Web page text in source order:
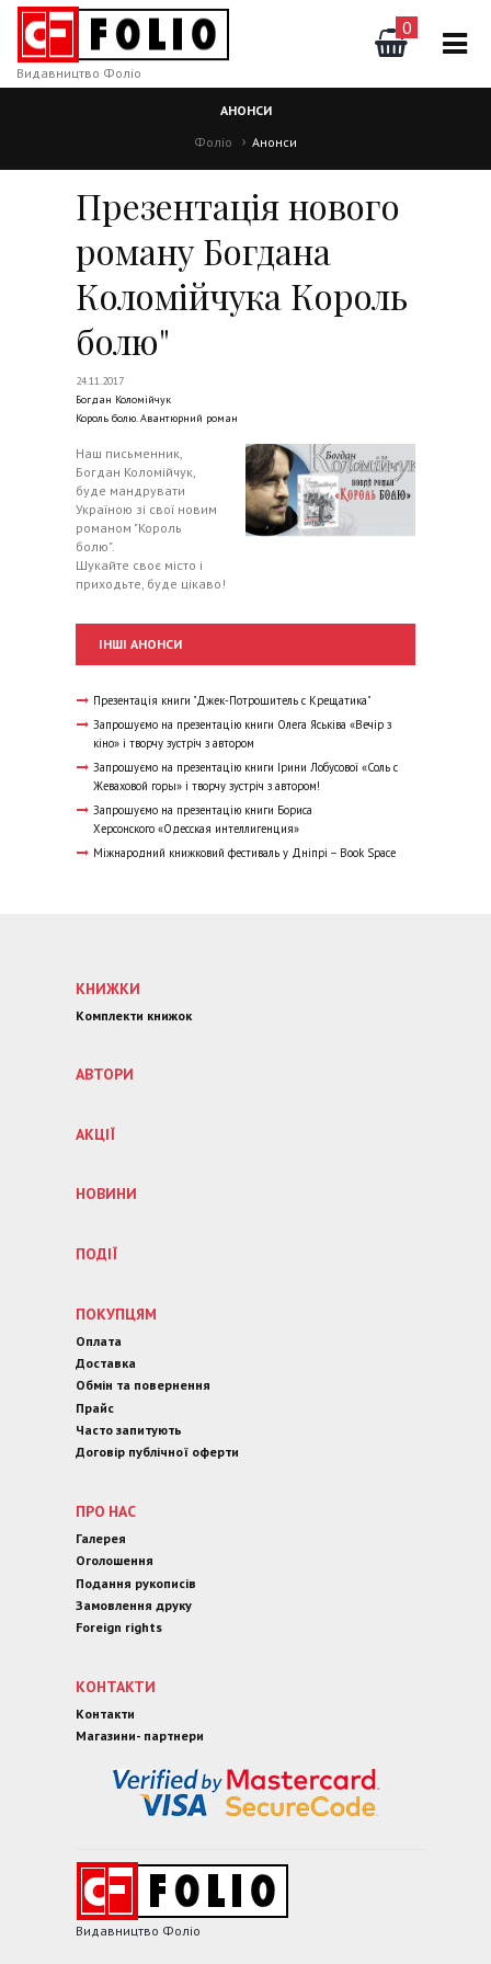
0
Видавництво Фоліо
АНОНСИ
Фоліо
Анонси
Презентація нового
роману Богдана
Коломійчука Король
болю"
24.11.2017
Богдан Коломійчук
Король болю. Авантюрний роман
Наш письменник,
Богдан Коломійчук,
буде мандрувати
Україною зі свої новим
романом "Король
болю".
Шукайте своє місто і
приходьте, буде цікаво!
ІНШІ АНОНСИ
Презентація книги "Джек-Потрошитель с Крещатика"
Запрошуємо на презентацію книги Олега Яськіва «Вечір з
кіно» і творчу зустріч з автором
Запрошуємо на презентацію книги Ірини Лобусової «Соль с
Жеваховой горы» і творчу зустріч з автором!
Запрошуємо на презентацію книги Бориса
Херсонского «Одесская интеллигенция»
Міжнародний книжковий фестиваль у Дніпрі – Book Space
КНИЖКИ
Комплекти книжок
АВТОРИ
АКЦІЇ
НОВИНИ
ПОДІЇ
ПОКУПЦЯМ
Оплата
Доставка
Обмін та повернення
Прайс
Часто запитують
Договір публічної оферти
ПРО НАС
Галерея
Оголошення
Подання рукописів
Замовлення друку
Foreign rights
КОНТАКТИ
Контакти
Магазини- партнери
Видавництво Фоліо